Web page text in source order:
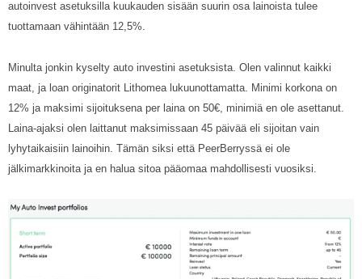
autoinvest asetuksilla kuukauden sisään suurin osa lainoista tulee
tuottamaan vähintään 12,5%.
Minulta jonkin kyselty auto investini asetuksista. Olen valinnut kaikki
maat, ja loan originatorit Lithomea lukuunottamatta. Minimi korkona on
12% ja maksimi sijoituksena per laina on 50€, minimiä en ole asettanut.
Laina-ajaksi olen laittanut maksimissaan 45 päivää eli sijoitan vain
lyhytaikaisiin lainoihin. Tämän siksi että PeerBerryssä ei ole
jälkimarkkinoita ja en halua sitoa pääomaa mahdollisesti vuosiksi.